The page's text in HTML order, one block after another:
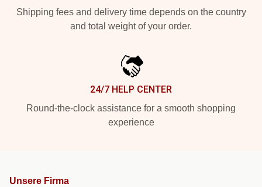
Shipping fees and delivery time depends on the country
and total weight of your order.
24/7 HELP CENTER
Round-the-clock assistance for a smooth shopping
experience
Unsere Firma